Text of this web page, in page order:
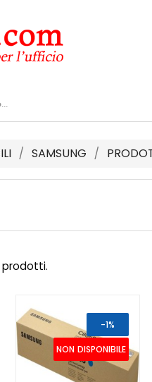
SAMSUNG
NON DISPONIBILE
-1%